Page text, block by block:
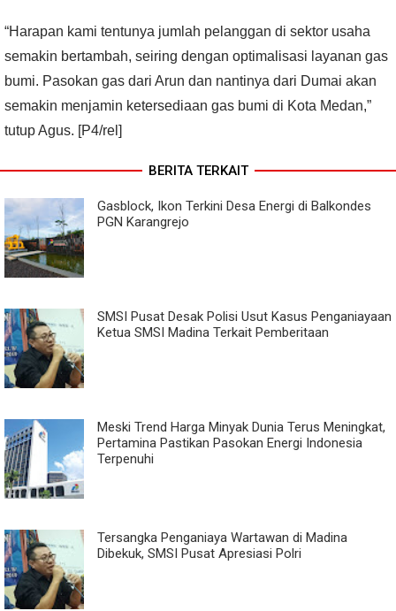
“Harapan kami tentunya jumlah pelanggan di sektor usaha
semakin bertambah, seiring dengan optimalisasi layanan gas
bumi. Pasokan gas dari Arun dan nantinya dari Dumai akan
semakin menjamin ketersediaan gas bumi di Kota Medan,”
tutup Agus. [P4/rel]
BERITA TERKAIT
Gasblock, Ikon Terkini Desa Energi di Balkondes
PGN Karangrejo
SMSI Pusat Desak Polisi Usut Kasus Penganiayaan
Ketua SMSI Madina Terkait Pemberitaan
Meski Trend Harga Minyak Dunia Terus Meningkat,
Pertamina Pastikan Pasokan Energi Indonesia
Terpenuhi
Tersangka Penganiaya Wartawan di Madina
Dibekuk, SMSI Pusat Apresiasi Polri